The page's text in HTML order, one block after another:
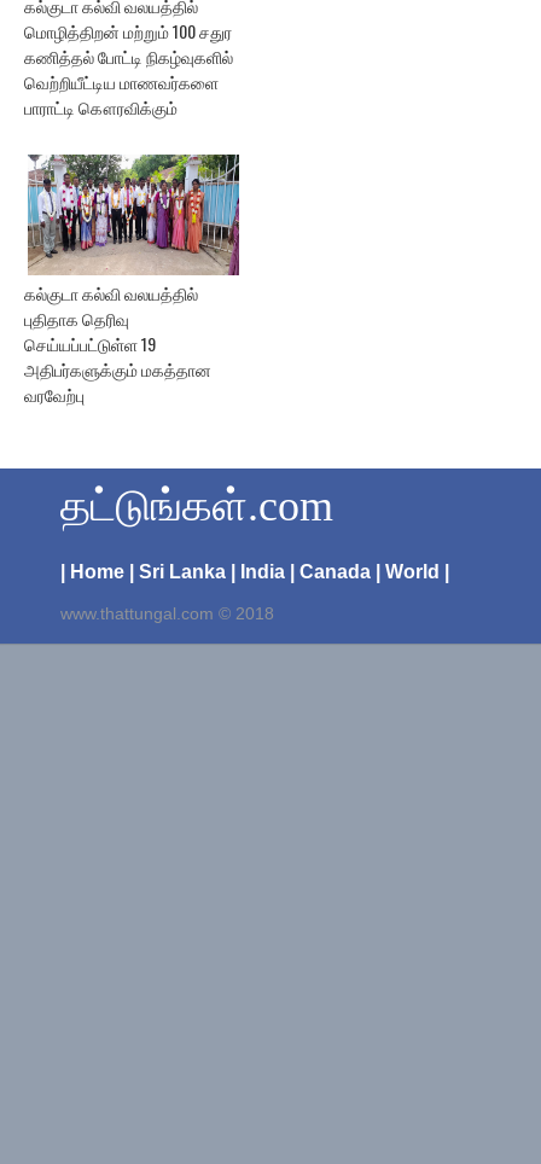
கல்குடா கல்வி வலயத்தில்
மொழித்திறன் மற்றும் 100 சதுர
கணித்தல் போட்டி நிகழ்வுகளில்
வெற்றியீட்டிய மாணவர்களை
பாராட்டி கௌரவிக்கும்
கல்குடா கல்வி வலயத்தில்
புதிதாக தெரிவு
செய்யப்பட்டுள்ள 19
அதிபர்களுக்கும் மகத்தான
வரவேற்பு
தட்டுங்கள்.com
| Home | Sri Lanka | India | Canada | World |
www.thattungal.com © 2018